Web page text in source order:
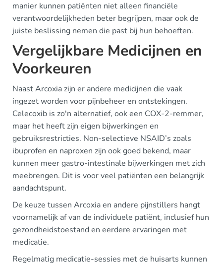
manier kunnen patiënten niet alleen financiële
verantwoordelijkheden beter begrijpen, maar ook de
juiste beslissing nemen die past bij hun behoeften.
Vergelijkbare Medicijnen en
Voorkeuren
Naast Arcoxia zijn er andere medicijnen die vaak
ingezet worden voor pijnbeheer en ontstekingen.
Celecoxib is zo'n alternatief, ook een COX-2-remmer,
maar het heeft zijn eigen bijwerkingen en
gebruiksrestricties. Non-selectieve NSAID’s zoals
ibuprofen en naproxen zijn ook goed bekend, maar
kunnen meer gastro-intestinale bijwerkingen met zich
meebrengen. Dit is voor veel patiënten een belangrijk
aandachtspunt.
De keuze tussen Arcoxia en andere pijnstillers hangt
voornamelijk af van de individuele patiënt, inclusief hun
gezondheidstoestand en eerdere ervaringen met
medicatie.
Regelmatig medicatie-sessies met de huisarts kunnen